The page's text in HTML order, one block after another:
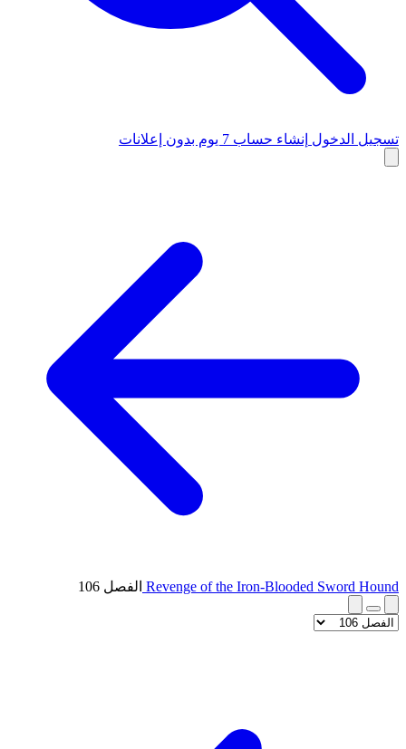
تسجيل الدخول إنشاء حساب 7 يوم بدون إعلانات
Revenge of the Iron-Blooded Sword Hound الفصل 106